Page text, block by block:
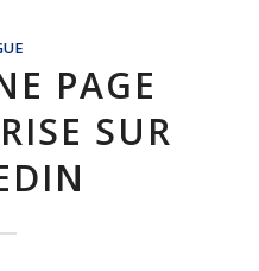
PAGE
SUR